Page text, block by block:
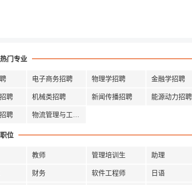
门专业
电子商务招聘 物理学招聘 金融学招聘
聘 机械类招聘 新闻传播招聘 能源动力招聘
聘
位
教师 管理培训生 助理
财务 软件工程师 日语